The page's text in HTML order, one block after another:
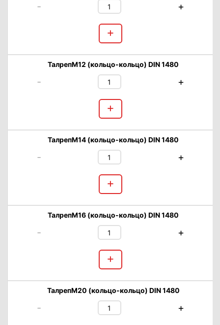
- +
+
ТалрепМ12 (кольцо-кольцо) DIN 1480
- +
+
ТалрепМ14 (кольцо-кольцо) DIN 1480
- +
+
ТалрепМ16 (кольцо-кольцо) DIN 1480
- +
+
ТалрепМ20 (кольцо-кольцо) DIN 1480
- +